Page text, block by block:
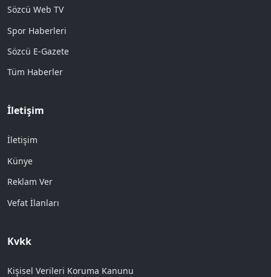
Sözcü Web TV
Spor Haberleri
Sözcü E-Gazete
Tüm Haberler
İletişim
İletişim
Künye
Reklam Ver
Vefat İlanları
Kvkk
Kişisel Verileri Koruma Kanunu